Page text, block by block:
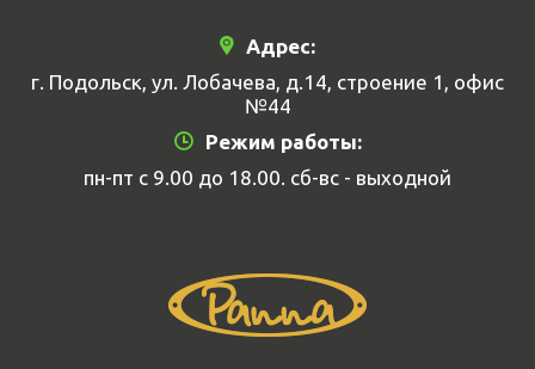
Адрес:
г. Подольск, ул. Лобачева, д.14, строение 1, офис
№44
Режим работы:
пн-пт с 9.00 до 18.00. сб-вс - выходной